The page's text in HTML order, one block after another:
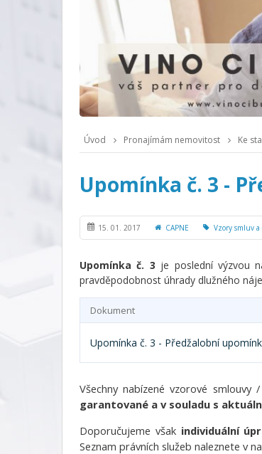
Úvod Pronajímám nemovitost Ke
Upomínka č. 3 -
15. 01. 2017 CAPNE Vzory smluv
Upomínka č. 3 je poslední výzvou
pravděpodobnost úhrady dlužného
Dokument
Upomínka č. 3 - Předžalobní
Všechny nabízené vzorové
garantované a v souladu s
Doporučujeme všakindividuální
Seznam právních služeb naleznete v